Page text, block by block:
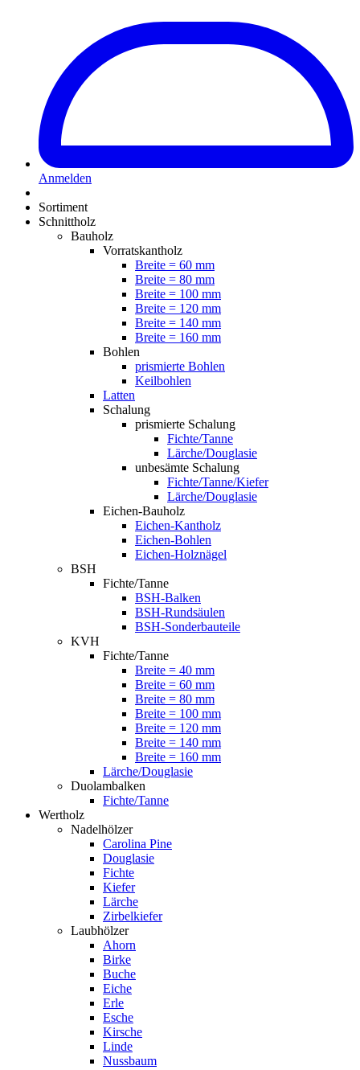
Anmelden
Sortiment
Schnittholz
Bauholz
Vorratskantholz
Breite = 60 mm
Breite = 80 mm
Breite = 100 mm
Breite = 120 mm
Breite = 140 mm
Breite = 160 mm
Bohlen
prismierte Bohlen
Keilbohlen
Latten
Schalung
prismierte Schalung
Fichte/Tanne
Lärche/Douglasie
unbesämte Schalung
Fichte/Tanne/Kiefer
Lärche/Douglasie
Eichen-Bauholz
Eichen-Kantholz
Eichen-Bohlen
Eichen-Holznägel
BSH
Fichte/Tanne
BSH-Balken
BSH-Rundsäulen
BSH-Sonderbauteile
KVH
Fichte/Tanne
Breite = 40 mm
Breite = 60 mm
Breite = 80 mm
Breite = 100 mm
Breite = 120 mm
Breite = 140 mm
Breite = 160 mm
Lärche/Douglasie
Duolambalken
Fichte/Tanne
Wertholz
Nadelhölzer
Carolina Pine
Douglasie
Fichte
Kiefer
Lärche
Zirbelkiefer
Laubhölzer
Ahorn
Birke
Buche
Eiche
Erle
Esche
Kirsche
Linde
Nussbaum